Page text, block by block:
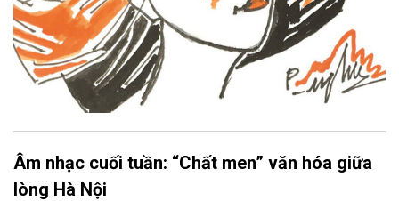
Âm nhạc cuối tuần: “Chất men” văn hóa giữa
lòng Hà Nội